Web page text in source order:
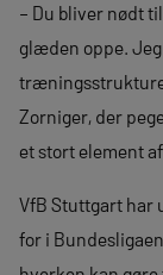
– Du bliver nødt
glæden oppe.
Zorniger, der
et stort element
VfB Stuttgart har
for i